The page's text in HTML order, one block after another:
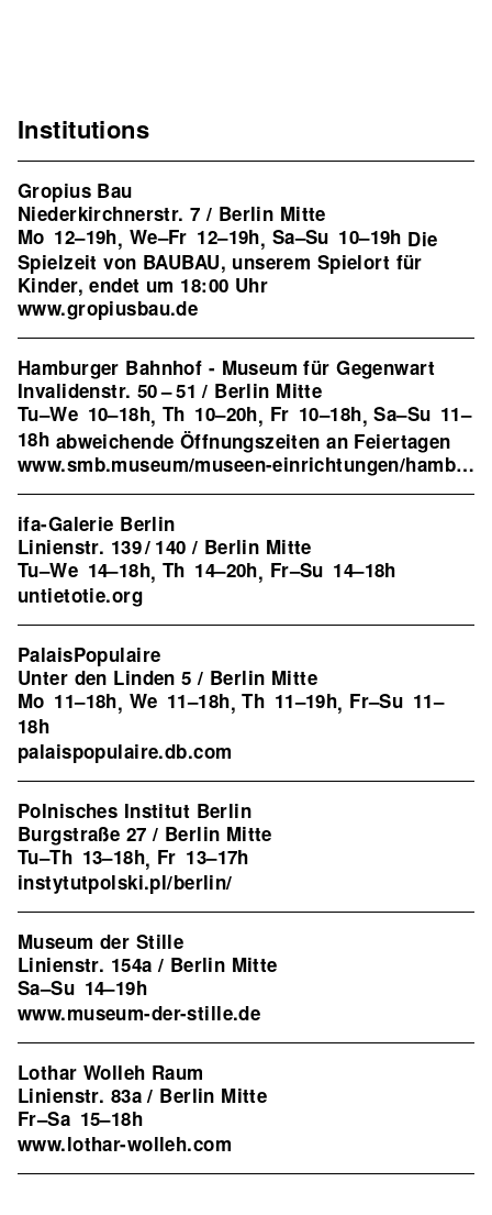
Institutions
Gropius Bau
Niederkirchnerstr. 7 / Berlin Mitte
Mo 12–19h, We–Fr 12–19h, Sa–Su 10–19h Die
Spielzeit von BAUBAU, unserem Spielort für
Kinder, endet um 18:00 Uhr
www.gropiusbau.de
Hamburger Bahnhof - Museum für Gegenwart
Invalidenstr. 50 – 51 / Berlin Mitte
Tu–We 10–18h, Th 10–20h, Fr 10–18h,Sa–Su 11–
18h abweichende Öffnungszeiten an Feiertagen
www.smb.museum/museen-einrichtungen/hamburger-bahnhof/home/
ifa-Galerie Berlin
Linienstr. 139 / 140 / Berlin Mitte
Tu–We 14–18h, Th 14–20h, Fr–Su 14–18h
untietotie.org
PalaisPopulaire
Unter den Linden 5 / Berlin Mitte
Mo 11–18h, We 11–18h,Th 11–19h, Fr–Su 11–
18h
palaispopulaire.db.com
Polnisches Institut Berlin
Burgstraße 27 / Berlin Mitte
Tu–Th 13–18h, Fr 13–17h
instytutpolski.pl/berlin/
Museum der Stille
Linienstr. 154a / Berlin Mitte
Sa–Su 14–19h
www.museum-der-stille.de
Lothar Wolleh Raum
Linienstr. 83a / Berlin Mitte
Fr–Sa 15–18h
www.lothar-wolleh.com